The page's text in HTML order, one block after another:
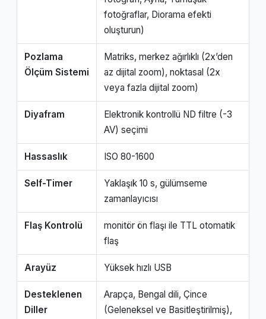
fotoğraflar, Diorama efekti
oluşturun)
Pozlama
Ölçüm Sistemi
Matriks, merkez ağırlıklı (2x’den
az dijital zoom), noktasal (2x
veya fazla dijital zoom)
Diyafram
Elektronik kontrollü ND filtre (-3
AV) seçimi
Hassaslık ISO 80-1600
Self-Timer
Yaklaşık 10 s, gülümseme
zamanlayıcısı
Flaş Kontrolü
monitör ön flaşı ile TTL otomatik
flaş
Arayüz Yüksek hızlı USB
Desteklenen
Diller
Arapça, Bengal dili, Çince
(Geleneksel ve Basitleştirilmiş),